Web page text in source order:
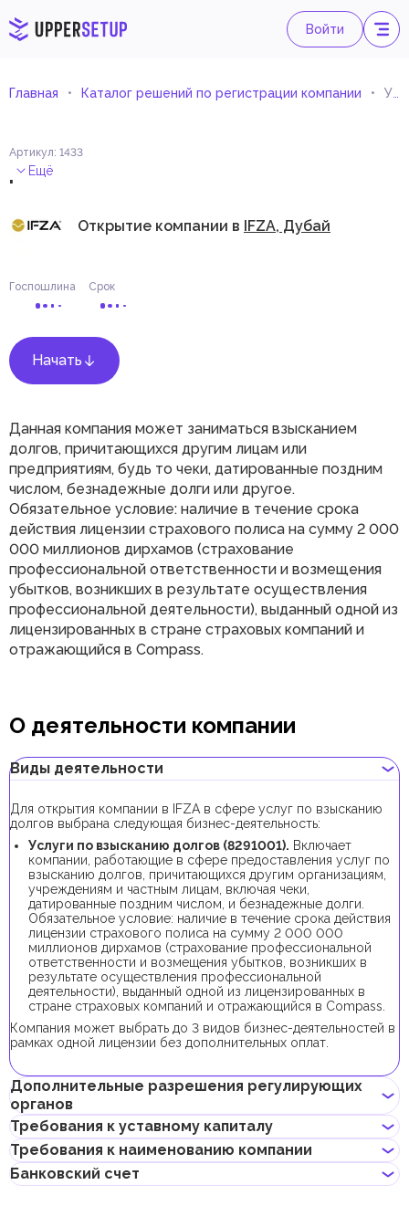
Войти
Главная Каталог решений по регистрации компании Услуги по взысканию долгов
Артикул: 1433
. Ещё
Открытие компании в IFZA, Дубай
Госпошлина Срок
Начать
Данная компания может заниматься взысканием
долгов, причитающихся другим лицам или
предприятиям, будь то чеки, датированные поздним
числом, безнадежные долги или другое.
Обязательное условие: наличие в течение срока
действия лицензии страхового полиса на сумму 2 000
000 миллионов дирхамов (страхование
профессиональной ответственности и возмещения
убытков, возникших в результате осуществления
профессиональной деятельности), выданный одной из
лицензированных в стране страховых компаний и
отражающийся в Compass.
О деятельности компании
Виды деятельности
Для открытия компании в IFZA в сфере услуг по взысканию
долгов выбрана следующая бизнес-деятельность:
Услуги по взысканию долгов (8291001). Включает
компании, работающие в сфере предоставления услуг по
взысканию долгов, причитающихся другим организациям,
учреждениям и частным лицам, включая чеки,
датированные поздним числом, и безнадежные долги.
Обязательное условие: наличие в течение срока действия
лицензии страхового полиса на сумму 2 000 000
миллионов дирхамов (страхование профессиональной
ответственности и возмещения убытков, возникших в
результате осуществления профессиональной
деятельности), выданный одной из лицензированных в
стране страховых компаний и отражающийся в Compass.
Компания может выбрать до 3 видов бизнес-деятельностей в
рамках одной лицензии без дополнительных оплат.
Дополнительные разрешения регулирующих
органов
В рамках процедуры регистрации компании с данной бизнес-
деятельностью не требуется получения дополнительных
разрешений.
Требования к уставному капиталу
Требование к минимальному уставному капиталу для
компаний IFZA составляет 10 000 AED, его внесение
Требования к наименованию компании
Может содержать имя учредителя
Банковский счет